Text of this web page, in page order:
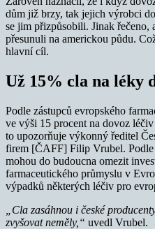
dům již brzy, tak jejich výrobci
se jim přizpůsobili. Jinak řečeno,
přesunuli na americkou půdu.
hlavní cíl.
Už 15% cla na léky
Podle zástupců evropského
ve výši 15 procent na dovoz
to upozorňuje výkonný ředitel
firem [ČAFF] Filip Vrubel. Podle
mohou do budoucna omezit
farmaceutického průmyslu v
výpadků některých léčiv pro
„Cla zasáhnou i české
zvyšovat neměly,“ uvedl Vrubel.